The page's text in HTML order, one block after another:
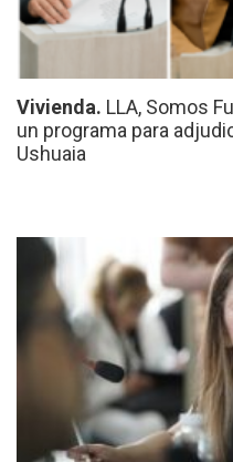
Vivienda. LLA, Somos
un programa para
Ushuaia